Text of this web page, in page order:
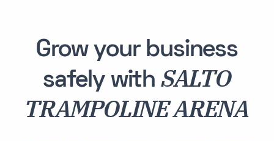
Grow your business
safely withSALTO
TRAMPOLINE ARENA